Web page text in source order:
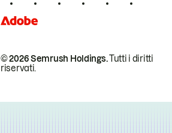
© 2026 Semrush Holdings.Tutti i diritti
riservati.